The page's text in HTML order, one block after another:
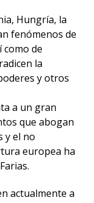
Hungría, la
fenómenos de
como de
la
y otros
a un gran
que abogan
y el no
europea ha
actualmente a